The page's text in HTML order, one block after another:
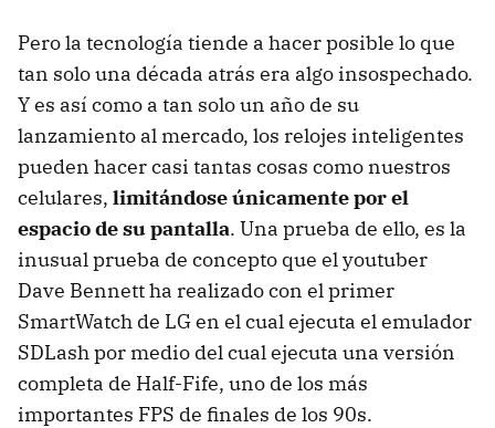
Pero la tecnología tiende a hacer posible lo que
tan solo una década atrás era algo insospechado.
Y es así como a tan solo un año de su
lanzamiento al mercado, los relojes inteligentes
pueden hacer casi tantas cosas como nuestros
celulares, limitándose únicamente por el
espacio de su pantalla. Una prueba de ello, es la
inusual prueba de concepto que el youtuber
Dave Bennett ha realizado con el primer
SmartWatch de LG en el cual ejecuta el emulador
SDLash por medio del cual ejecuta una versión
completa de Half-Fife, uno de los más
importantes FPS de finales de los 90s.